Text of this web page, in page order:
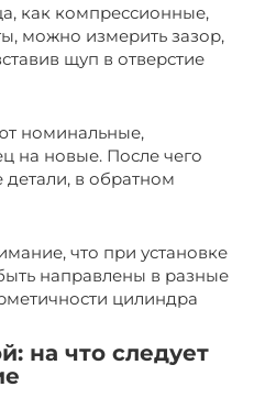
как компрессионные,
можно измерить зазор,
щуп в отверстие
номинальные,
на новые. После чего
детали, в обратном
что при установке
направлены в разные
цилиндра
на что следует